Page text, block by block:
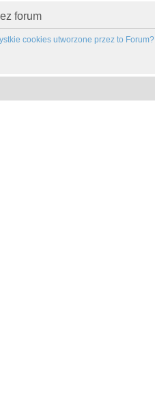
forum
cookies utworzone przez to Forum?